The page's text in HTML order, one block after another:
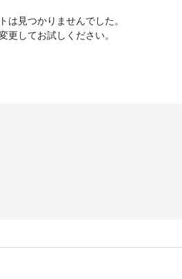
は見つかりませんでした。
更してお試しください。